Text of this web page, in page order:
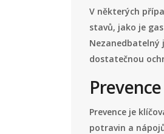
V některých
stavů, jako je
Nezanedbatelný
dostatečnou
Prevence je
potravin a